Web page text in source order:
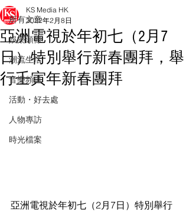
所有文章
娛樂頭條
潮流生活
音樂頻道
活動・好去處
人物專訪
時光檔案
亞洲電視於年初七（2月7
日）特別舉行新春團拜，舉
行壬寅年新春團拜
KS Media HK
2022年2月8日
亞洲電視於年初七（2月7日）特別舉行